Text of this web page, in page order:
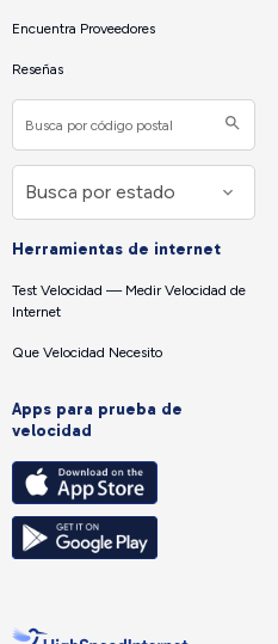
Encuentra Proveedores
Reseñas
Herramientas de internet
Test Velocidad — Medir Velocidad de
Internet
Que Velocidad Necesito
Apps para prueba de
velocidad